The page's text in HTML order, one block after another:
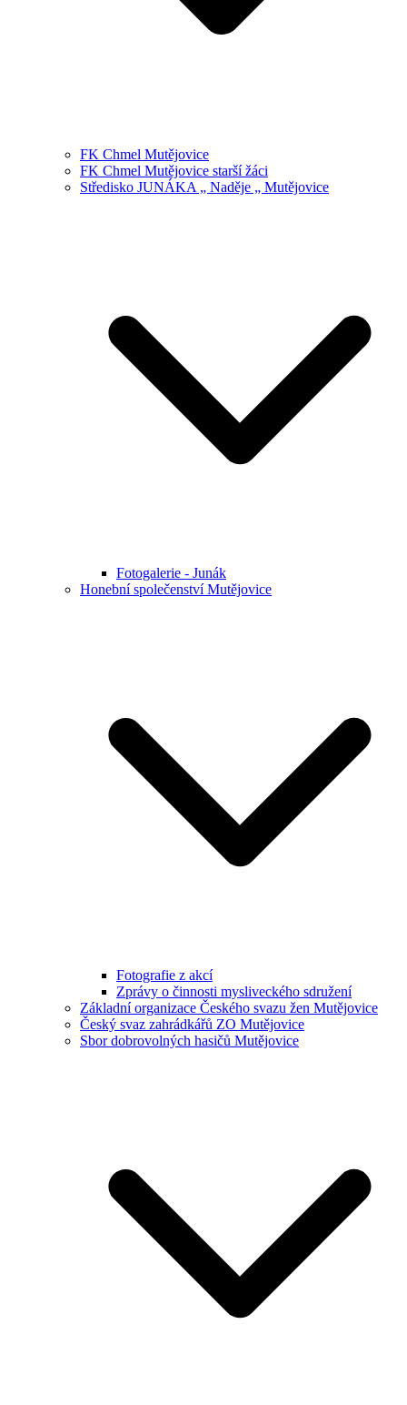
FK Chmel Mutějovice
FK Chmel Mutějovice starší žáci
Středisko JUNÁKA „ Naděje „ Mutějovice
Fotogalerie - Junák
Honební společenství Mutějovice
Fotografie z akcí
Zprávy o činnosti mysliveckého sdružení
Základní organizace Českého svazu žen Mutějovice
Český svaz zahrádkářů ZO Mutějovice
Sbor dobrovolných hasičů Mutějovice